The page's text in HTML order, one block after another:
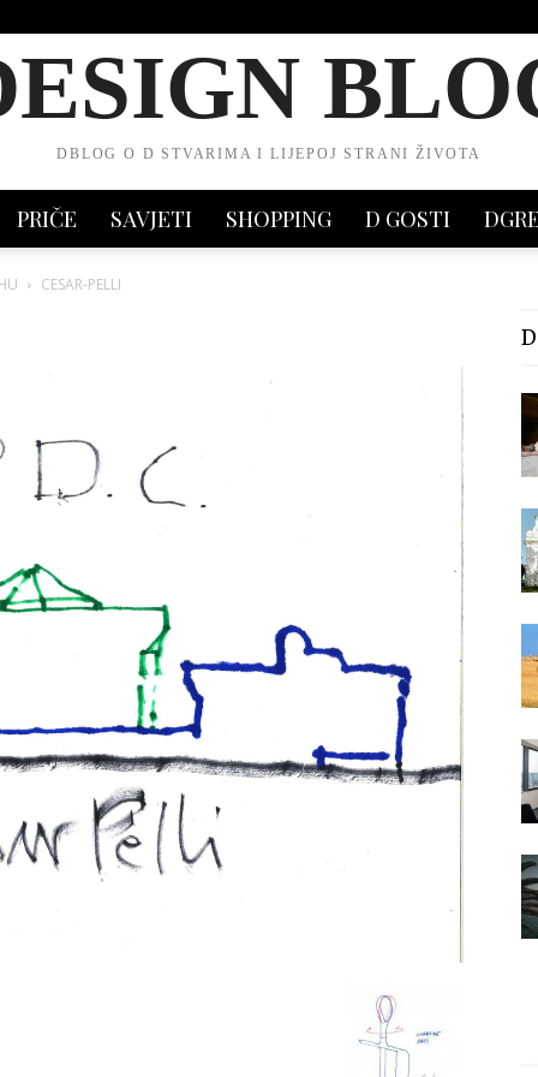
DBLOG O D STVARIMA I LIJEPOJ STRANI ŽIVOTA
PRIČE SAVJETI SHOPPING D GOSTI
CESAR-PELLI